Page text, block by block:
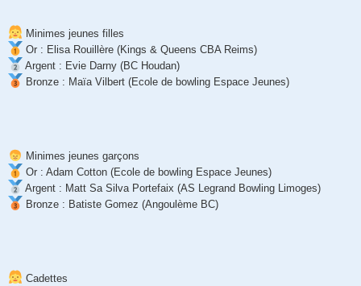
Minimes jeunes filles
Or : Elisa Rouillère (Kings & Queens CBA Reims)
Argent : Evie Darny (BC Houdan)
Bronze : Maïa Vilbert (Ecole de bowling Espace Jeunes)
Minimes jeunes garçons
Or : Adam Cotton (Ecole de bowling Espace Jeunes)
Argent : Matt Sa Silva Portefaix (AS Legrand Bowling Limoges)
Bronze : Batiste Gomez (Angoulème BC)
Cadettes